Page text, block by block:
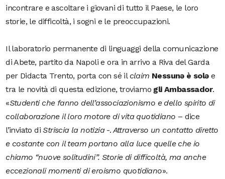
incontrare e ascoltare i giovani di tutto il Paese, le loro
storie, le difficoltà, i sogni e le preoccupazioni.
Il laboratorio permanente di linguaggi della comunicazione
di Abete, partito da Napoli e ora in arrivo a Riva del Garda
per Didacta Trento, porta con sé il claim Nessunə è soləe
tra le novità di questa edizione, troviamo gli Ambassador.
«Studenti che fanno dell’associazionismo e dello spirito di
collaborazione il loro motore di vita quotidiano – dice
l’inviato diStriscia la notizia-.Attraverso un contatto diretto
e costante con il team portano alla luce quelle che io
chiamo “nuove solitudini”. Storie di difficoltà, ma anche
eccezionali momenti di eroismo quotidiano».